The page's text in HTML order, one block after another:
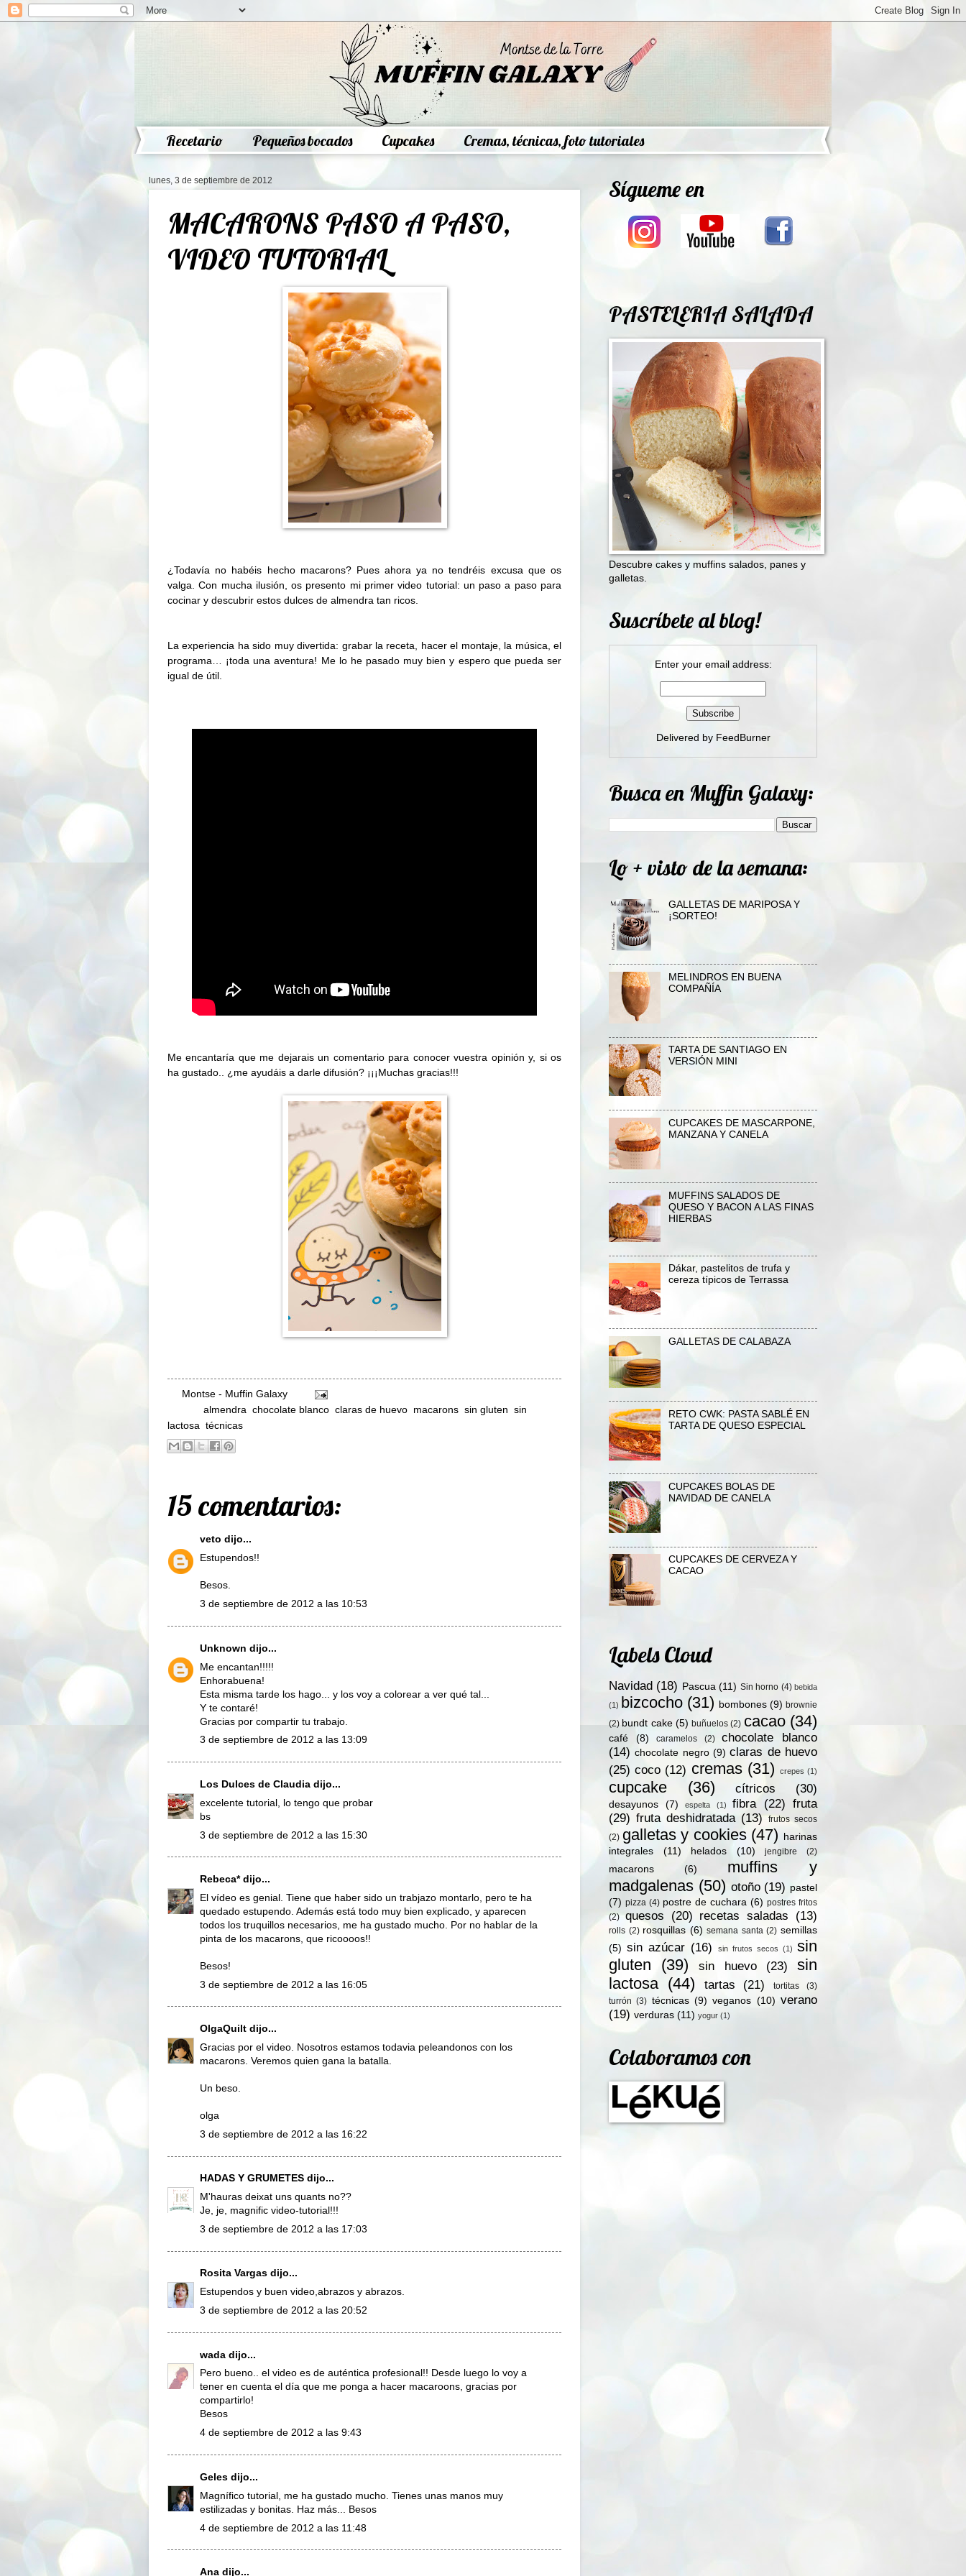
Recetario Pequeños bocados Cupcakes Cremas, técnicas, foto tutoriales
lunes, 3 de septiembre de 2012
MACARONS PASO A PASO,
VIDEO TUTORIAL
¿Todavía no habéis hecho macarons? Pues ahora ya no tendréis excusa que os
valga. Con mucha ilusión, os presento mi primer video tutorial: un paso a paso para
cocinar y descubrir estos dulces de almendra tan ricos.
La experiencia ha sido muy divertida: grabar la receta, hacer el montaje, la música, el
programa… ¡toda una aventura! Me lo he pasado muy bien y espero que pueda ser
igual de útil.
Me encantaría que me dejarais un comentario para conocer vuestra opinión y, si os
ha gustado.. ¿me ayudáis a darle difusión? ¡¡¡Muchas gracias!!!
Montse - Muffin Galaxy
almendra chocolate blanco claras de huevo macarons sin gluten sin
lactosa técnicas
15 comentarios:
veto dijo...
Estupendos!!
Besos.
3 de septiembre de 2012 a las 10:53
Unknown dijo...
Me encantan!!!!!
Enhorabuena!
Esta misma tarde los hago... y los voy a colorear a ver qué tal...
Y te contaré!
Gracias por compartir tu trabajo.
3 de septiembre de 2012 a las 13:09
Los Dulces de Claudia dijo...
excelente tutorial, lo tengo que probar
bs
3 de septiembre de 2012 a las 15:30
Rebeca*dijo...
El vídeo es genial. Tiene que haber sido un trabjazo montarlo, pero te ha
quedado estupendo. Además está todo muy bien explicado, y aparecen
todos los truquillos necesarios, me ha gustado mucho. Por no hablar de la
pinta de los macarons, que ricoooos!!
Besos!
3 de septiembre de 2012 a las 16:05
OlgaQuilt dijo...
Gracias por el video. Nosotros estamos todavia peleandonos con los
macarons. Veremos quien gana la batalla.
Un beso.
olga
3 de septiembre de 2012 a las 16:22
HADAS Y GRUMETES dijo...
M'hauras deixat uns quants no??
Je, je, magnific video-tutorial!!!
3 de septiembre de 2012 a las 17:03
Rosita Vargas dijo...
Estupendos y buen video,abrazos y abrazos.
3 de septiembre de 2012 a las 20:52
wada dijo...
Pero bueno.. el video es de auténtica profesional!! Desde luego lo voy a
tener en cuenta el día que me ponga a hacer macaroons, gracias por
compartirlo!
Besos
4 de septiembre de 2012 a las 9:43
Geles dijo...
Magnífico tutorial, me ha gustado mucho. Tienes unas manos muy
estilizadas y bonitas. Haz más... Besos
4 de septiembre de 2012 a las 11:48
Ana dijo...
Sígueme en
PASTELERIA SALADA
Descubre cakes y muffins salados, panes y
galletas.
Suscríbete al blog!
Enter your email address:
Delivered by FeedBurner
Busca en Muffin Galaxy:
Lo + visto de la semana:
GALLETAS DE MARIPOSA Y
¡SORTEO!
MELINDROS EN BUENA
COMPAÑÍA
TARTA DE SANTIAGO EN
VERSIÓN MINI
CUPCAKES DE MASCARPONE,
MANZANA Y CANELA
MUFFINS SALADOS DE
QUESO Y BACON A LAS FINAS
HIERBAS
Dákar, pastelitos de trufa y
cereza típicos de Terrassa
GALLETAS DE CALABAZA
RETO CWK: PASTA SABLÉ EN
TARTA DE QUESO ESPECIAL
CUPCAKES BOLAS DE
NAVIDAD DE CANELA
CUPCAKES DE CERVEZA Y
CACAO
Labels Cloud
Navidad (18) Pascua (11) Sin horno (4) bebida
(1) bizcocho (31) bombones (9) brownie
(2) bundt cake (5) buñuelos (2) cacao (34)
café (8) caramelos (2)
chocolate blanco
(14) chocolate negro (9) claras de huevo
(25) coco (12) cremas (31) crepes (1)
cupcake (36) cítricos (30)
desayunos (7) espelta (1) fibra (22) fruta
(29) fruta deshidratada (13)
frutos secos
(2) galletas y cookies (47)
harinas
integrales
(11) helados (10) jengibre (2)
macarons (6)
muffins y
madgalenas (50) otoño (19) pastel
(7) pizza (4) postre de cuchara (6) postres fritos
(2) quesos (20) recetas saladas (13)
rolls (2) rosquillas (6) semana santa (2) semillas
(5) sin azúcar (16) sin frutos secos (1) sin
gluten
(39) sin huevo (23)
sin
lactosa (44) tartas (21) tortitas
(3)
turrón (3) técnicas (9) veganos (10) verano
(19) verduras (11) yogur (1)
Colaboramos con